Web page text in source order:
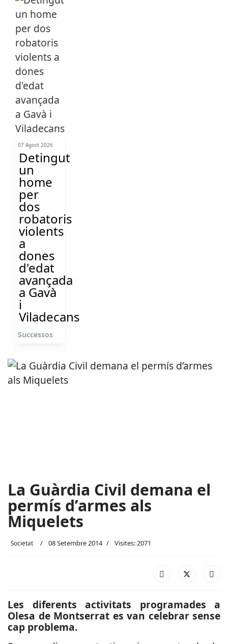
07 Agost 2026
Detingut
un
home
per
dos
robatoris
violents
a
dones
d'edat
avançada
a Gavà
i
Viladecans
Successos
La Guàrdia Civil demana el
permís d’armes als
Miquelets
Societat 08 Setembre 2014 Visites: 2071
Les diferents activitats programades a
Olesa de Montserrat es van celebrar sense
cap problema.